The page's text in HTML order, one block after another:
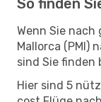
So finden
Wenn Sie
Mallorca (PMI)
sind Sie finden
Hier sind 5